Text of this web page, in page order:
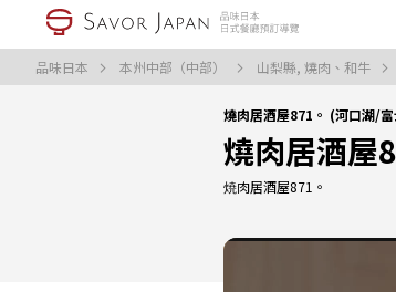
品味日本 本州中部（中部） 山梨縣, 燒肉、和牛
燒肉居酒屋871。 (河口湖/
燒肉居酒屋
焼肉居酒屋871。